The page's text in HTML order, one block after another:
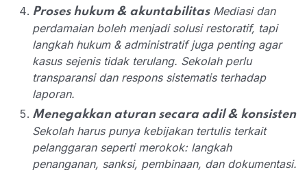
Proses hukum & akuntabilitasMediasi dan
perdamaian boleh menjadi solusi restoratif, tapi
langkah hukum & administratif juga penting agar
kasus sejenis tidak terulang. Sekolah perlu
transparansi dan respons sistematis terhadap
laporan.
Menegakkan aturan secara adil & konsisten
Sekolah harus punya kebijakan tertulis terkait
pelanggaran seperti merokok: langkah
penanganan, sanksi, pembinaan, dan dokumentasi.